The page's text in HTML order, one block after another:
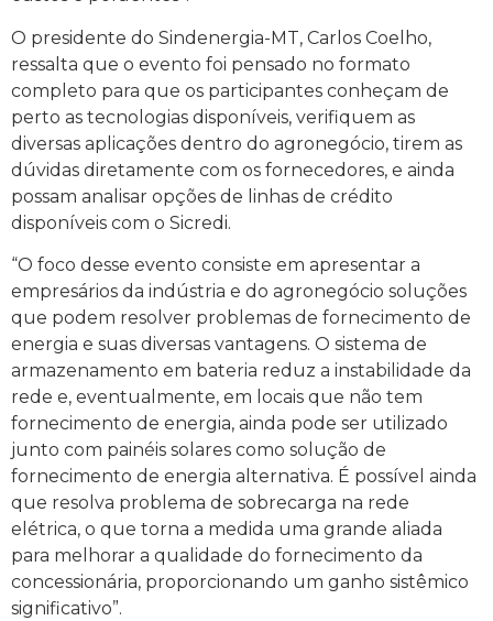
O presidente do Sindenergia-MT, Carlos Coelho,
ressalta que o evento foi pensado no formato
completo para que os participantes conheçam de
perto as tecnologias disponíveis, verifiquem as
diversas aplicações dentro do agronegócio, tirem as
dúvidas diretamente com os fornecedores, e ainda
possam analisar opções de linhas de crédito
disponíveis com o Sicredi.
“O foco desse evento consiste em apresentar a
empresários da indústria e do agronegócio soluções
que podem resolver problemas de fornecimento de
energia e suas diversas vantagens. O sistema de
armazenamento em bateria reduz a instabilidade da
rede e, eventualmente, em locais que não tem
fornecimento de energia, ainda pode ser utilizado
junto com painéis solares como solução de
fornecimento de energia alternativa. É possível ainda
que resolva problema de sobrecarga na rede
elétrica, o que torna a medida uma grande aliada
para melhorar a qualidade do fornecimento da
concessionária, proporcionando um ganho sistêmico
significativo”.